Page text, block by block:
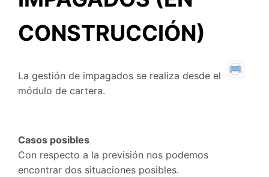
CONSTRUCCIÓN)
La gestión de impagados se realiza desde el
módulo de cartera.
Casos posibles
Con respecto a la previsión nos podemos
encontrar dos situaciones posibles.